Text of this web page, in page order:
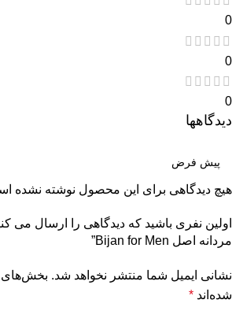
0
0
0
دیدگاهها
هیچ دیدگاهی برای این محصول نوشته نشده
اولین نفری باشید که دیدگاهی را ارسال می
مردانه اصل Bijan for Men”
نشانی ایمیل شما منتشر نخواهد شد. بخش‌های
شده‌اند *